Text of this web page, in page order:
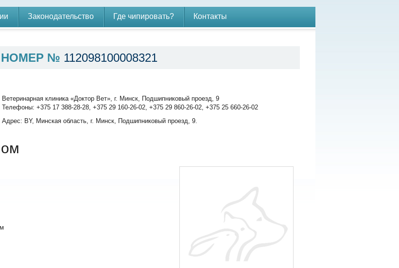
Законодательство Где чипировать? Контакты
НОМЕР № 112098100008321
Ветеринарная клиника «Доктор Вет», г. Минск, Подшипниковый проезд, 9
Телефоны: +375 17 388-28-28, +375 29 160-26-02, +375 29 860-26-02, +375 25 660-26-02
Адрес: BY, Минская область, г. Минск, Подшипниковый проезд, 9.